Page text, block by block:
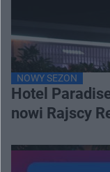
NOWY SEZON
Hotel
nowi Rajscy